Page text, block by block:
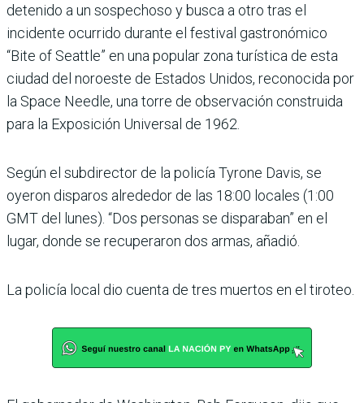
detenido a un sospechoso y busca a otro tras el
incidente ocurrido durante el festival gastronómico
“Bite of Seattle” en una popular zona turística de esta
ciudad del noroeste de Estados Unidos, reconocida por
la Space Needle, una torre de observación construida
para la Exposición Universal de 1962.
Según el subdirector de la policía Tyrone Davis, se
oyeron disparos alrededor de las 18:00 locales (1:00
GMT del lunes). “Dos personas se disparaban” en el
lugar, donde se recuperaron dos armas, añadió.
La policía local dio cuenta de tres muertos en el tiroteo.